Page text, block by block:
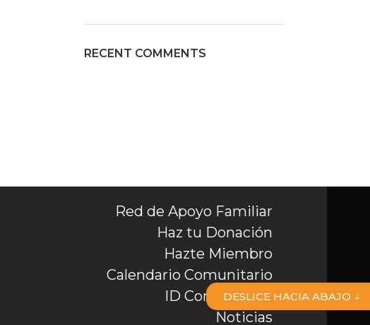
RECENT COMMENTS
Red de Apoyo Familiar
Haz tu Donación
Hazte Miembro
Calendario Comunitario
ID Comunitario
Noticias
DESLICE HACIA ABAJO ↓